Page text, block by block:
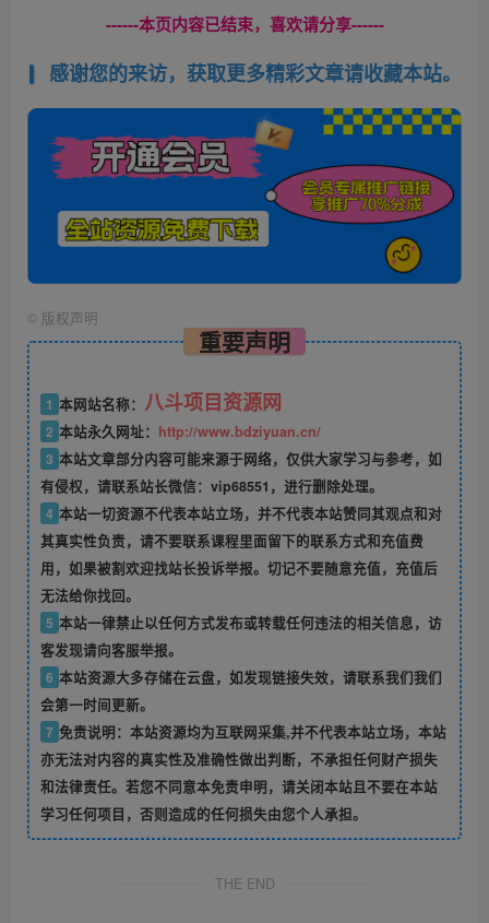
------本页内容已结束，喜欢请分享------
感谢您的来访，获取更多精彩文章请收藏本站。
© 版权声明
重要声明
1 本网站名称： 八斗项目资源网
2 本站永久网址： http://www.bdziyuan.cn/
3 本站文章部分内容可能来源于网络，仅供大家学习与参考，如
有侵权，请联系站长微信：vip68551，进行删除处理。
4 本站一切资源不代表本站立场，并不代表本站赞同其观点和对
其真实性负责，请不要联系课程里面留下的联系方式和充值费
用，如果被割欢迎找站长投诉举报。切记不要随意充值，充值后
无法给你找回。
5 本站一律禁止以任何方式发布或转载任何违法的相关信息，访
客发现请向客服举报。
6 本站资源大多存储在云盘，如发现链接失效，请联系我们我们
会第一时间更新。
7 免责说明：本站资源均为互联网采集,并不代表本站立场，本站
亦无法对内容的真实性及准确性做出判断，不承担任何财产损失
和法律责任。若您不同意本免责申明，请关闭本站且不要在本站
学习任何项目，否则造成的任何损失由您个人承担。
THE END